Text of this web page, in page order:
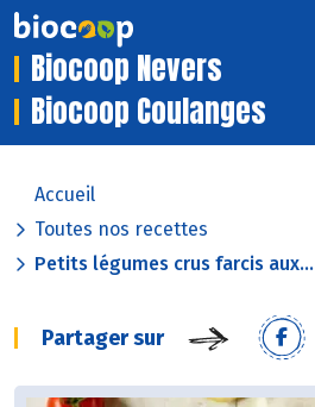
Biocoop Nevers
Biocoop Coulanges
Accueil
Toutes nos recettes
Petits légumes crus farcis aux...
Partager sur